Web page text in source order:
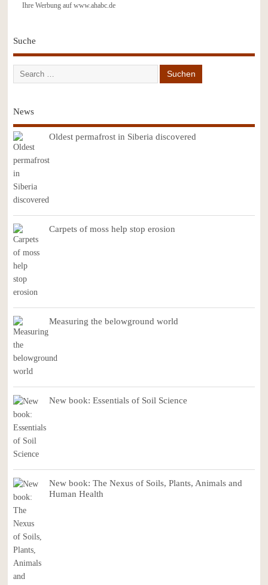
Ihre Werbung auf www.ahabc.de
Suche
News
Oldest permafrost in Siberia discovered
Carpets of moss help stop erosion
Measuring the belowground world
New book: Essentials of Soil Science
New book: The Nexus of Soils, Plants, Animals and
Human Health